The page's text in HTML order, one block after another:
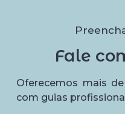
Fale
Oferecemos mais
com guias